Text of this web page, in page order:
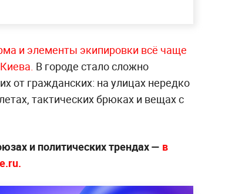
и элементы экипировки всё чаще
В городе стало сложно
от гражданских: на улицах нередко
тактических брюках и вещах с
и политических трендах — в